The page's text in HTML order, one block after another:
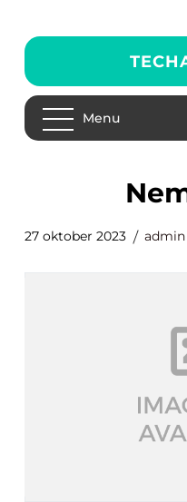
Menu
27 oktober 2023 admin